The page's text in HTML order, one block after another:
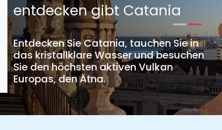
entdecken gibt Catania
Entdecken Sie Catania, tauchen Sie in
das kristallklare Wasser und besuchen
Sie den höchsten aktiven Vulkan
Europas, den Ätna.